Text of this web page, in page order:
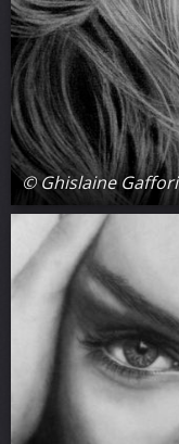
© Ghislaine Gaffori